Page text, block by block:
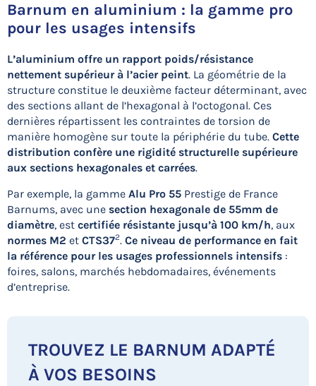
Barnum en aluminium : la gamme pro
pour les usages intensifs
L’aluminium offre un rapport poids/résistance
nettement supérieur à l’acier peint. La géométrie de la
structure constitue le deuxième facteur déterminant, avec
des sections allant de l’hexagonal à l’octogonal. Ces
dernières répartissent les contraintes de torsion de
manière homogène sur toute la périphérie du tube. Cette
distribution confère une rigidité structurelle supérieure
aux sections hexagonales et carrées.
Par exemple, la gamme Alu Pro 55 Prestige de France
Barnums, avec une section hexagonale de 55mm de
diamètre, est certifiée résistante jusqu’à 100 km/h, aux
normes M2 et CTS372. Ce niveau de performance en fait
la référence pour les usages professionnels intensifs :
foires, salons, marchés hebdomadaires, événements
d’entreprise.
TROUVEZ LE BARNUM ADAPTÉ
À VOS BESOINS